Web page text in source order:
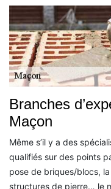
Branches
Maçon
Même s’il y a des
qualifiés sur des points
pose de briques/blocs,
structures de pierre… le